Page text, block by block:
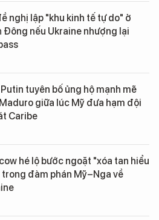
nghị lập "khu kinh tế tự do" ở
Đông nếu Ukraine nhượng lại
tuyên bố ủng hộ mạnh mẽ
giữa lúc Mỹ đưa hạm đội
Caribe
hé lộ bước ngoặt "xóa tan hiểu
trong đàm phán Mỹ–Nga về